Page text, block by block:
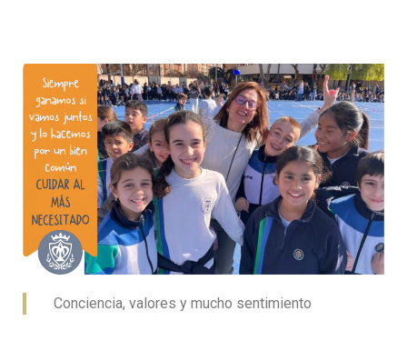
Conciencia, valores y mucho sentimiento